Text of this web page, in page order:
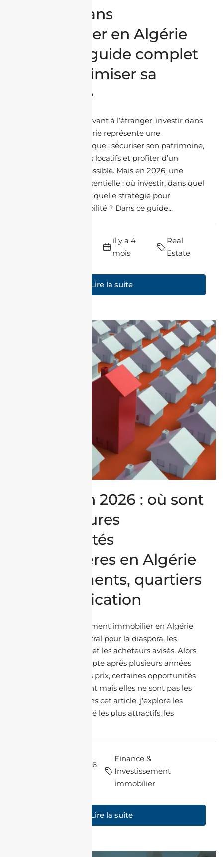
Investir dans
l’immobilier en Algérie
en 2026 : guide complet
pour maximiser sa
rentabilité
Pour les Algériens vivant à l’étranger, investir dans
l’immobilier en Algérie représente une
opportunité stratégique : sécuriser son patrimoine,
générer des revenus locatifs et profiter d’un
marché encore accessible. Mais en 2026, une
question devient essentielle : où investir, dans quel
type de bien et avec quelle stratégie pour
maximiser sa rentabilité ? Dans ce guide...
il y a 4
mois
Real
Estate
Lire la suite
Investir en 2026 : où sont
les meilleures
opportunités
immobilières en Algérie
? Rendements, quartiers
et diversification
En 2026, l’investissement immobilier en Algérie
reste un thème central pour la diaspora, les
investisseurs locaux et les acheteurs avisés. Alors
que le marché s’adapte après plusieurs années
d’augmentation des prix, certaines opportunités
émergent clairement mais elles ne sont pas les
mêmes partout. Dans cet article, j'explore les
segments de marché les plus attractifs, les
il y a 6
Finance &
Investissement
immobilier
Lire la suite